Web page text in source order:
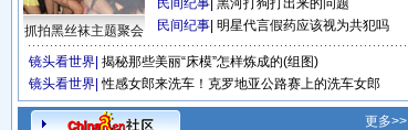
抓拍黑丝袜主题聚会
民间纪事 黑河打狗打出来的问题
民间纪事 明星代言假药应该视为共犯吗
镜头看世界 揭秘那些美丽“床模”怎样炼成的(组图)
镜头看世界 性感女郎来洗车！克罗地亚公路赛上的洗车女郎
更多>>